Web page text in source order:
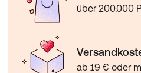
über 200.000
ab 19 € oder